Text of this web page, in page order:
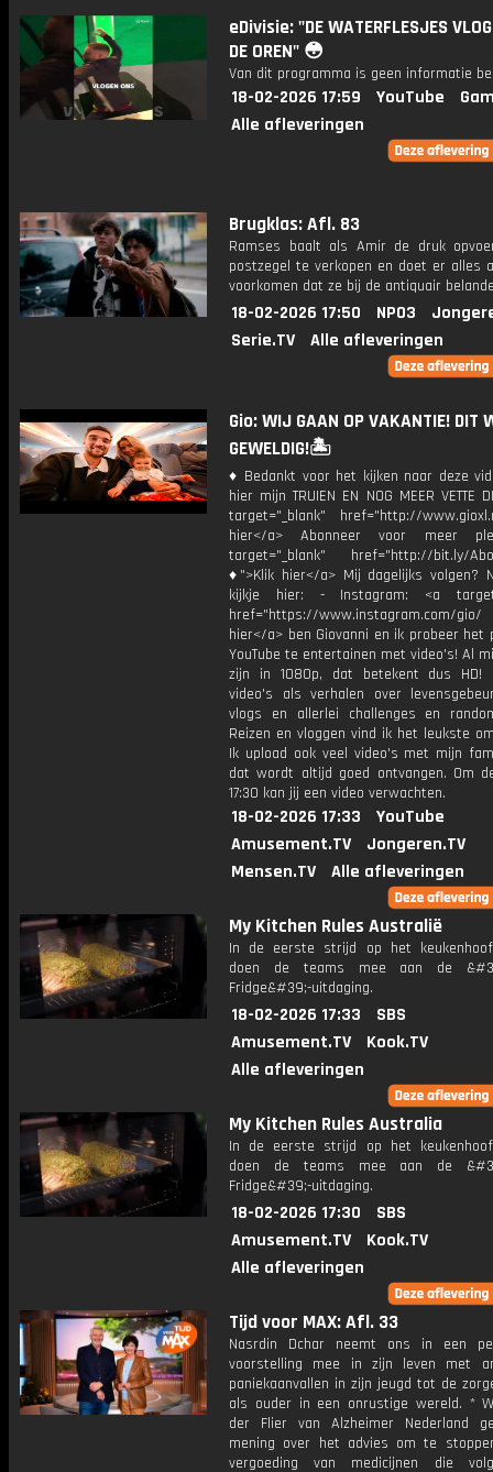
eDivisie: "DE WATERFLESJES
DE OREN" 😳
Van dit programma is geen informatie
18-02-2026 17:59 YouTube
Alle afleveringen
Brugklas: Afl. 83
Ramses baalt als Amir de druk
postzegel te verkopen en doet er alles
voorkomen dat ze bij de antiquair
18-02-2026 17:50 NPO3
Serie.TV
Alle afleveringen
Gio: WIJ GAAN OP VAKANTIE! DIT
GEWELDIG!🏝️
♦ Bedankt voor het kijken naar deze
hier mijn TRUIEN EN NOG MEER VETTE
target="_blank" href="http://
hier</a> Abonneer voor meer
target="_blank" href="http://bit.ly/
♦">Klik hier</a> Mij dagelijks volgen?
kijkje hier: - Instagram: <a
href="https://www.instagram.com/
hier</a> ben Giovanni en ik probeer het
YouTube te entertainen met video's! Al
zijn in 1080p, dat betekent dus HD!
video's als verhalen over
vlogs en allerlei challenges en
Reizen en vloggen vind ik het leukste
Ik upload ook veel video's met mijn
dat wordt altijd goed ontvangen. Om
17:30 kan jij een video verwachten.
18-02-2026 17:33
YouTube
Amusement.TV
Jongeren.TV
Mensen.TV
Alle afleveringen
My Kitchen Rules Australië
In de eerste strijd op het
doen de teams mee aan de
Fridge&#39;-uitdaging.
18-02-2026 17:33
SBS
Amusement.TV
Kook.TV
Alle afleveringen
My Kitchen Rules Australia
In de eerste strijd op het
doen de teams mee aan de
Fridge&#39;-uitdaging.
18-02-2026 17:30
SBS
Amusement.TV
Kook.TV
Alle afleveringen
Tijd voor MAX: Afl. 33
Nasrdin Dchar neemt ons in een
voorstelling mee in zijn leven met
paniekaanvallen in zijn jeugd tot de
als ouder in een onrustige wereld. *
der Flier van Alzheimer Nederland
mening over het advies om te
vergoeding van medicijnen die